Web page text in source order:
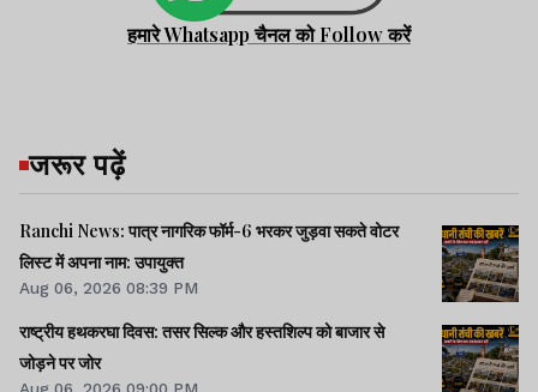
हमारे Whatsapp चैनल को Follow करें
जरूर पढ़ें
Ranchi News: पात्र नागरिक फॉर्म-6 भरकर जुड़वा सकते वोटर
लिस्ट में अपना नाम: उपायुक्त
Aug 06, 2026 08:39 PM
राष्ट्रीय हथकरघा दिवस: तसर सिल्क और हस्तशिल्प को बाजार से
जोड़ने पर जोर
Aug 06, 2026 09:00 PM